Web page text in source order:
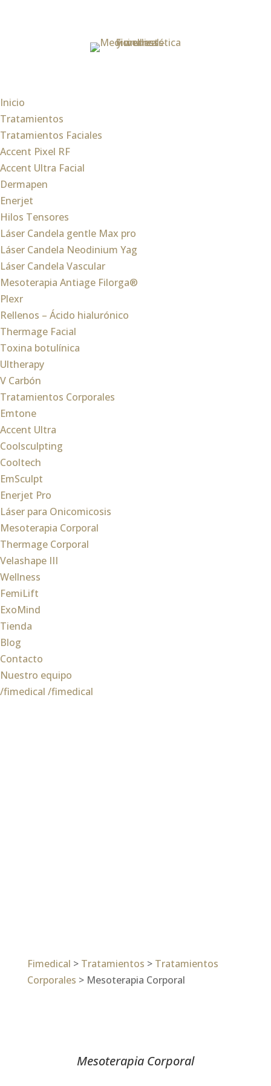
Inicio
Tratamientos
Tratamientos Faciales
Accent Pixel RF
Accent Ultra Facial
Dermapen
Enerjet
Hilos Tensores
Láser Candela gentle Max pro
Láser Candela Neodinium Yag
Láser Candela Vascular
Mesoterapia Antiage Filorga®
Plexr
Rellenos – Ácido hialurónico
Thermage Facial
Toxina botulínica
Ultherapy
V Carbón
Tratamientos Corporales
Emtone
Accent Ultra
Coolsculpting
Cooltech
EmSculpt
Enerjet Pro
Láser para Onicomicosis
Mesoterapia Corporal
Thermage Corporal
Velashape III
Wellness
FemiLift
ExoMind
Tienda
Blog
Contacto
Nuestro equipo
/fimedical /fimedical
Fimedical > Tratamientos > Tratamientos
Corporales > Mesoterapia Corporal
Mesoterapia Corporal